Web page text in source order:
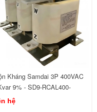
Kháng Samdai 3P 400VAC
9% - SD9-RCAL400-
75hệ